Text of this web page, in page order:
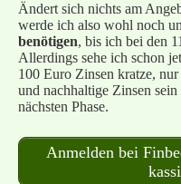
Ändert sich nichts am
werde ich also wohl noch
benötigen, bis ich bei den
Allerdings sehe ich schon
100 Euro Zinsen kratze,
und nachhaltige Zinsen
nächsten Phase.
Anmelden bei